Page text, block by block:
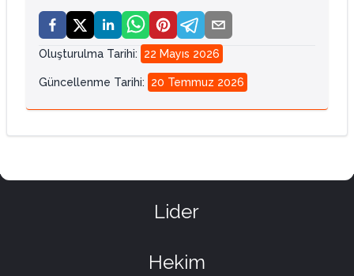
Oluşturulma Tarihi: 22 Mayıs 2026
Güncellenme Tarihi: 20 Temmuz 2026
Lider
Hekim